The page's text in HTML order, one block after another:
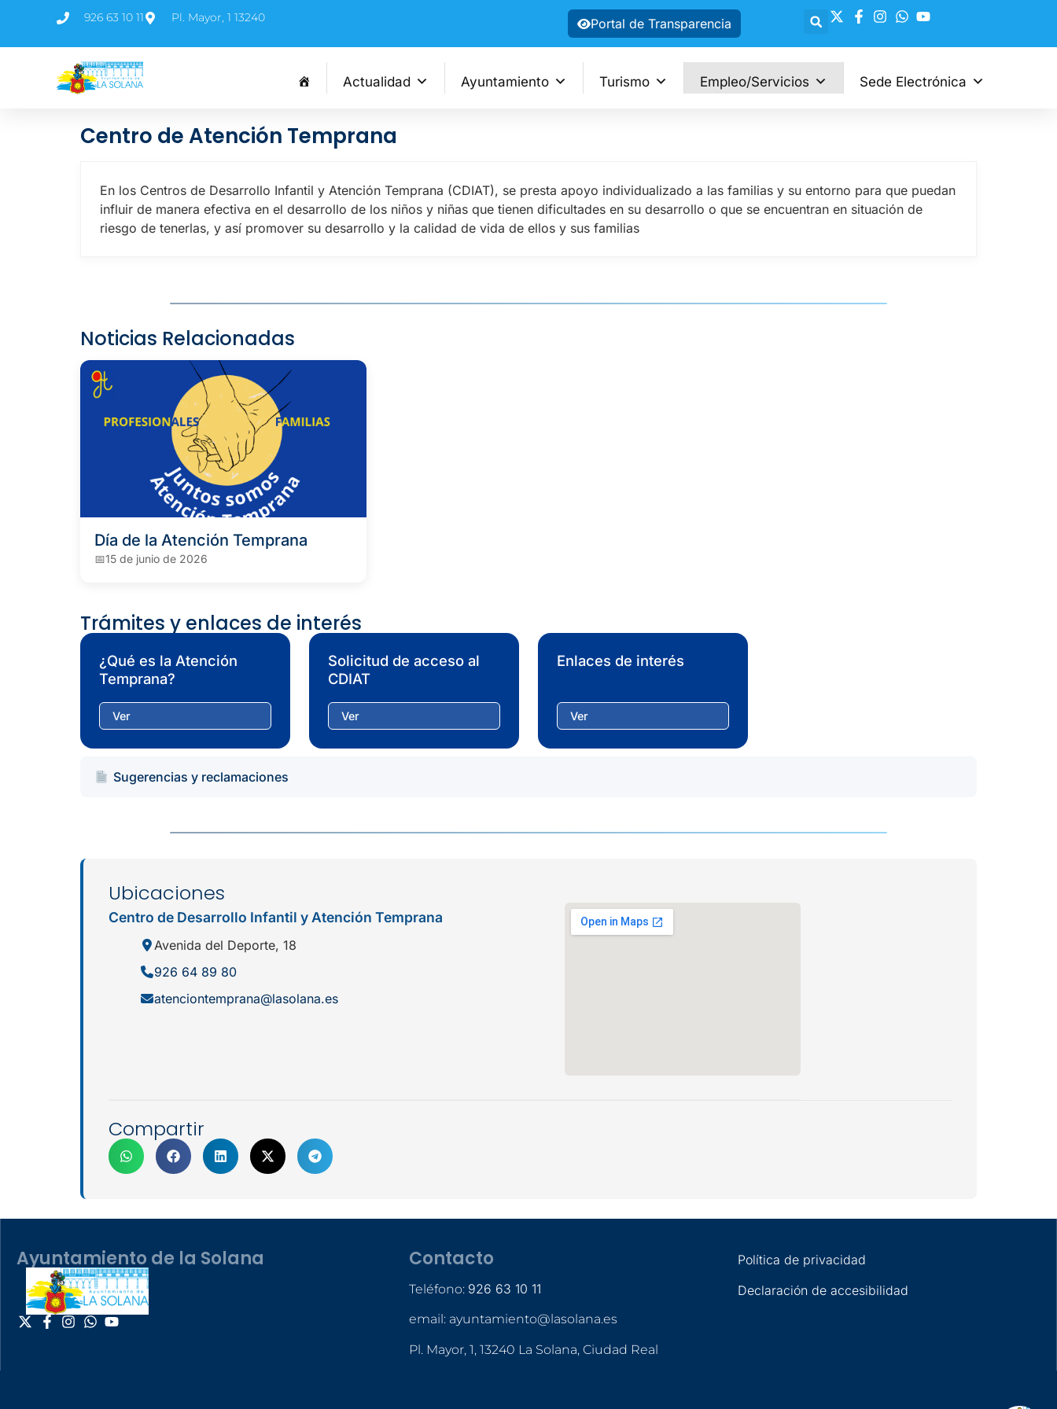
926 63 10 11 Pl. Mayor, 1 13240 Portal de Transparencia
Actualidad Ayuntamiento Turismo Empleo/Servicios Sede Electrónica
Centro de Atención Temprana
En los Centros de Desarrollo Infantil y Atención Temprana (CDIAT), se presta apoyo individualizado a las familias y su entorno para que puedan
influir de manera efectiva en el desarrollo de los niños y niñas que tienen dificultades en su desarrollo o que se encuentran en situación de
riesgo de tenerlas, y así promover su desarrollo y la calidad de vida de ellos y sus familias
Noticias Relacionadas
Día de la Atención Temprana
15 de junio de 2026
Trámites y enlaces de interés
¿Qué es la Atención
Temprana?
Ver
Solicitud de acceso al
CDIAT
Ver
Enlaces de interés
Ver
Sugerencias y reclamaciones
Ubicaciones
Centro de Desarrollo Infantil y Atención Temprana
Avenida del Deporte, 18
926 64 89 80
atenciontemprana@lasolana.es
Compartir
Ayuntamiento de la Solana Contacto
Teléfono: 926 63 10 11
email: ayuntamiento@lasolana.es
Pl. Mayor, 1, 13240 La Solana, Ciudad Real
Política de privacidad
Declaración de accesibilidad